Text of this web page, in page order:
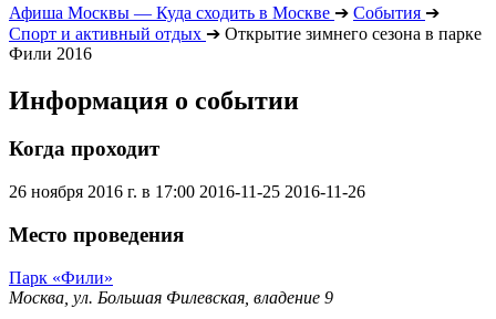
Афиша Москвы — Куда сходить в Москве ➔ События ➔
Спорт и активный отдых ➔ Открытие зимнего сезона в парке
Фили 2016
Информация о событии
Когда проходит
26 ноября 2016 г. в 17:00 2016-11-25 2016-11-26
Место проведения
Парк «Фили»
Москва, ул. Большая Филевская, владение 9